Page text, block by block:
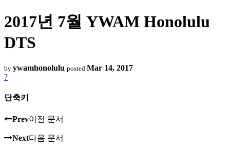
2017년 7월 YWAM Honolulu
DTS
by ywamhonolulu posted Mar 14, 2017
?
단축키
Prev이전 문서
Next다음 문서